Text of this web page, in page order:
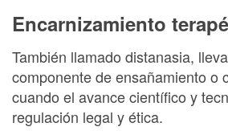
Encarnizamiento
También llamado distanasia,
componente de ensañamiento o
cuando el avance científico y
regulación legal y ética.